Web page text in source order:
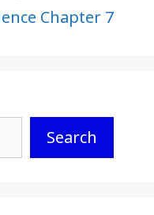
Chapter 7
Search